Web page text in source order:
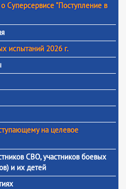
Суперсервисе "Поступление в
испытаний 2026 г.
на целевое
СВО, участников боевых
и их детей